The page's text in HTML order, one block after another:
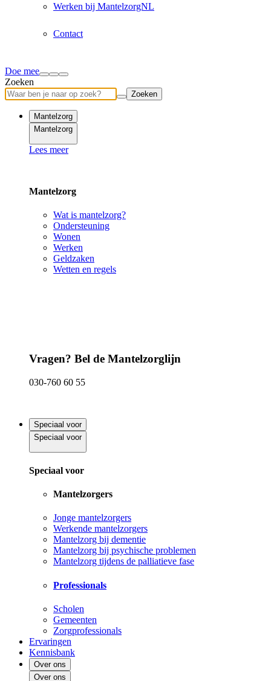
Werken bij MantelzorgNL
Contact
Doe mee
Zoeken
Zoeken
Mantelzorg
Mantelzorg
Lees meer
Mantelzorg
Wat is mantelzorg?
Ondersteuning
Wonen
Werken
Geldzaken
Wetten en regels
Vragen? Bel de Mantelzorglijn
030-760 60 55
Speciaal voor
Speciaal voor
Speciaal voor
Mantelzorgers
Jonge mantelzorgers
Werkende mantelzorgers
Mantelzorg bij dementie
Mantelzorg bij psychische problemen
Mantelzorg tijdens de palliatieve fase
Professionals
Scholen
Gemeenten
Zorgprofessionals
Ervaringen
Kennisbank
Over ons
Over ons